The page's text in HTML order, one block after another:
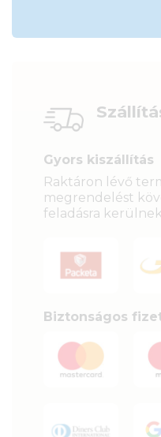
Gyors kiszállítás
Raktáron lévő
megrendelést
feladásra
Biztonságos